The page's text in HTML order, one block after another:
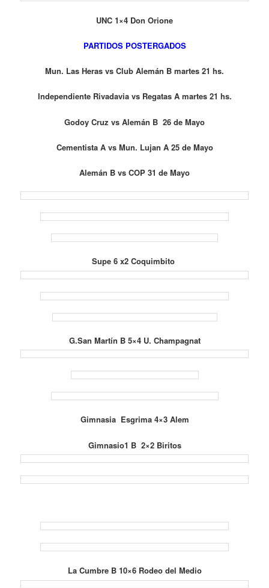
UNC 1×4 Don Orione
PARTIDOS POSTERGADOS
Mun. Las Heras vs Club Alemán B martes 21 hs.
Independiente Rivadavia vs Regatas A martes 21 hs.
Godoy Cruz vs Alemán B 26 de Mayo
Cementista A vs Mun. Lujan A 25 de Mayo
Alemán B vs COP 31 de Mayo
Supe 6 x2 Coquimbito
G.San Martín B 5×4 U. Champagnat
Gimnasia Esgrima 4×3 Alem
Gimnasio1 B 2×2 Biritos
La Cumbre B 10×6 Rodeo del Medio